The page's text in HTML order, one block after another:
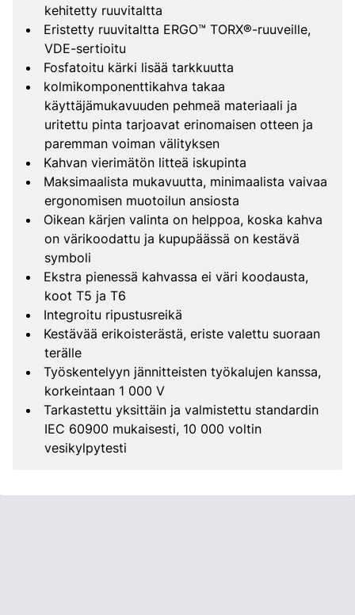
kehitetty ruuvitaltta
Eristetty ruuvitaltta ERGO™ TORX®-ruuveille,
VDE-sertioitu
Fosfatoitu kärki lisää tarkkuutta
kolmikomponenttikahva takaa
käyttäjämukavuuden pehmeä materiaali ja
uritettu pinta tarjoavat erinomaisen otteen ja
paremman voiman välityksen
Kahvan vierimätön litteä iskupinta
Maksimaalista mukavuutta, minimaalista vaivaa
ergonomisen muotoilun ansiosta
Oikean kärjen valinta on helppoa, koska kahva
on värikoodattu ja kupupäässä on kestävä
symboli
Ekstra pienessä kahvassa ei väri koodausta,
koot T5 ja T6
Integroitu ripustusreikä
Kestävää erikoisterästä, eriste valettu suoraan
terälle
Työskentelyyn jännitteisten työkalujen kanssa,
korkeintaan 1 000 V
Tarkastettu yksittäin ja valmistettu standardin
IEC 60900 mukaisesti, 10 000 voltin
vesikylpytesti